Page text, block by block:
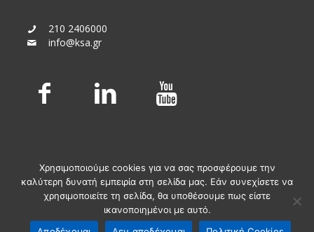
210 2406000
info@ksa.gr
© KSA Powered byMedia Planners
Χρησιμοποιούμε cookies για να σας προσφέρουμε την
καλύτερη δυνατή εμπειρία στη σελίδα μας. Εάν συνεχίσετε να
χρησιμοποιείτε τη σελίδα, θα υποθέσουμε πως είστε
ικανοποιημένοι με αυτό.